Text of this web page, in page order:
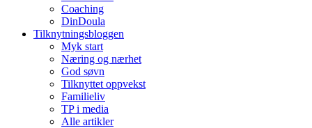
Coaching
DinDoula
Tilknytningsbloggen
Myk start
Næring og nærhet
God søvn
Tilknyttet oppvekst
Familieliv
TP i media
Alle artikler